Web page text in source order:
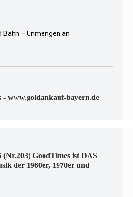
– Unmengen an
- www.goldankauf-bayern.de
(Nr.203) GoodTimes ist DAS
der 1960er, 1970er und